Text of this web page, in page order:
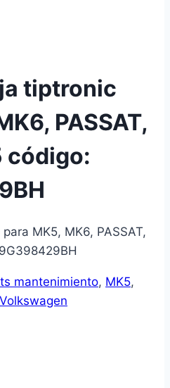
tiptronic
PASSAT,
código:
MK5, MK6, PASSAT,
mantenimiento, MK5,
Volkswagen